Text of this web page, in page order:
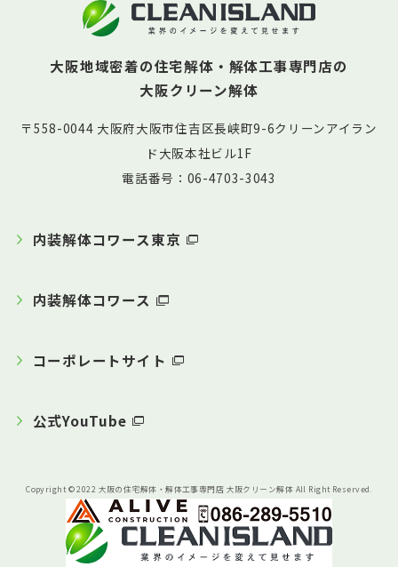
大阪地域密着の住宅解体・解体工事専門店の
大阪クリーン解体
〒558-0044 大阪府大阪市住吉区長峡町9-6クリーンアイラン
ド大阪本社ビル1F
電話番号：06-4703-3043
内装解体コワース東京
内装解体コワース
コーポレートサイト
公式YouTube
Copyright © 2022 大阪の住宅解体・解体工事専門店 大阪クリーン解体 All Right Reserved.